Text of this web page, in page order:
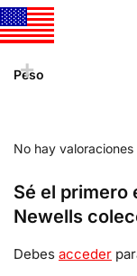
Peso
No hay valoraciones
Sé el primero
Newells
Debes acceder